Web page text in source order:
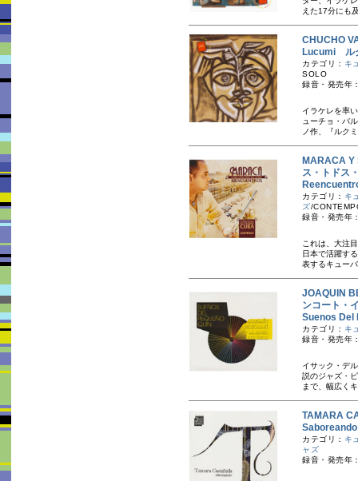
えた17分にも
CHUCHO
Lucumi ル
カテゴリ： キ
SOLO
録音・発売年
イラケレを率
ューチョ・バ
ノ作、『ルク
MARACA Y
ス・トドス
カテゴリ： キ
ズ/
録音・発売年
これは、大注
日本で活躍す
表するキュー
JOAQUIN
ンコート・
Suenos Del
カテゴリ： キ
録音・発売年
イサック・デ
説のジャズ・
まで、幅広く
TAMARA
カテゴリ： キ
ャズ
録音・発売年